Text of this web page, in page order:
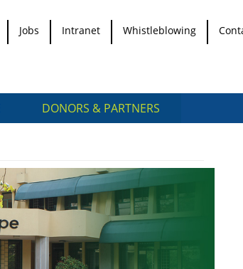
Jobs Intranet Whistleblowing
DONORS & PARTNERS